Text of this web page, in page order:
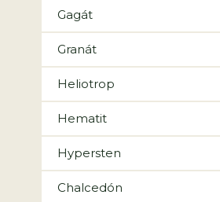
Gagát
Granát
Heliotrop
Hematit
Hypersten
Chalcedón